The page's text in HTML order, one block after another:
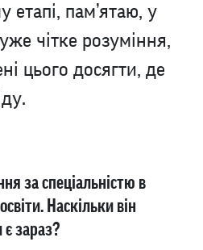
етапі, пам’ятаю, у
чітке розуміння,
цього досягти, де
за спеціальністю в
Наскільки він
зараз?